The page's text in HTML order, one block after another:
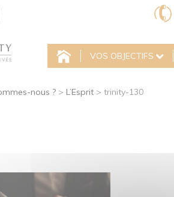
VOS OBJECTIFS
nous ? > L’Esprit > trinity-130